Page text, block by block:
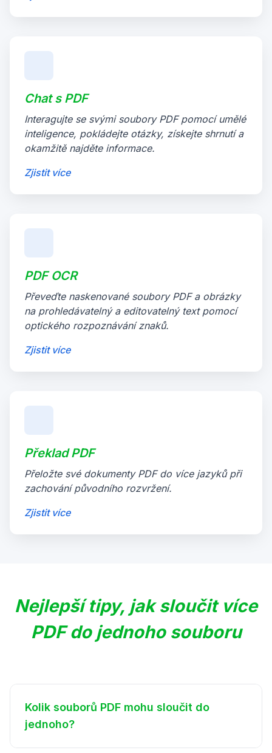
Chat s PDF
Interagujte se svými soubory PDF pomocí umělé
inteligence, pokládejte otázky, získejte shrnutí a
okamžitě najděte informace.
Zjistit více
PDF OCR
Převeďte naskenované soubory PDF a obrázky
na prohledávatelný a editovatelný text pomocí
optického rozpoznávání znaků.
Zjistit více
Překlad PDF
Přeložte své dokumenty PDF do více jazyků při
zachování původního rozvržení.
Zjistit více
Nejlepší tipy, jak sloučit více
PDF do jednoho souboru
Kolik souborů PDF mohu sloučit do
jednoho?